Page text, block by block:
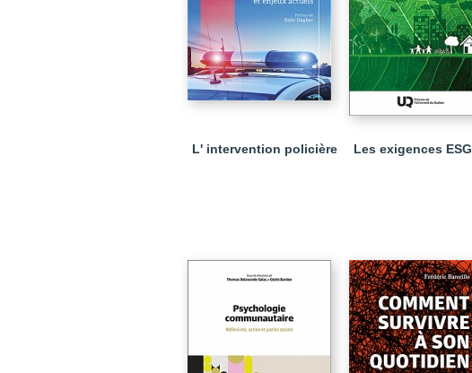
L' intervention policière Les exigences ESG